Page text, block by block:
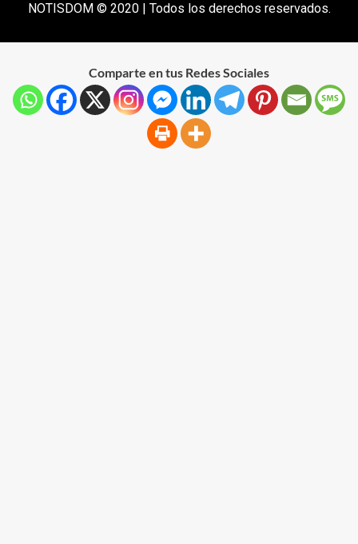
NOTISDOM © 2020 | Todos los derechos reservados.
Comparte en tus Redes Sociales